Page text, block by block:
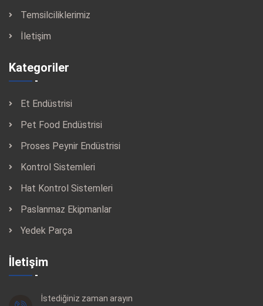
Temsilciliklerimiz
İletişim
Kategoriler
Et Endüstrisi
Pet Food Endüstrisi
Proses Peynir Endüstrisi
Kontrol Sistemleri
Hat Kontrol Sistemleri
Paslanmaz Ekipmanlar
Yedek Parça
İletişim
İstediğiniz zaman arayın